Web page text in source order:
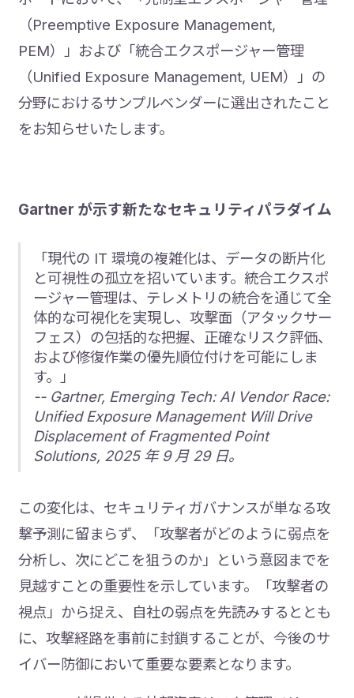
（Preemptive Exposure Management,
PEM）」および「統合エクスポージャー管理
（Unified Exposure Management, UEM）」の
分野におけるサンプルベンダーに選出されたこと
をお知らせいたします。
Gartner が示す新たなセキュリティパラダイム
「現代の IT 環境の複雑化は、データの断片化
と可視性の孤立を招いています。統合エクスポ
ージャー管理は、テレメトリの統合を通じて全
体的な可視化を実現し、攻撃面（アタックサー
フェス）の包括的な把握、正確なリスク評価、
および修復作業の優先順位付けを可能にしま
す。」
-- Gartner, Emerging Tech: AI Vendor Race:
Unified Exposure Management Will Drive
Displacement of Fragmented Point
Solutions, 2025 年 9 月 29 日。
この変化は、セキュリティガバナンスが単なる攻
撃予測に留まらず、「攻撃者がどのように弱点を
分析し、次にどこを狙うのか」という意図までを
見越すことの重要性を示しています。「攻撃者の
視点」から捉え、自社の弱点を先読みするととも
に、攻撃経路を事前に封鎖することが、今後のサ
イバー防御において重要な要素となります。